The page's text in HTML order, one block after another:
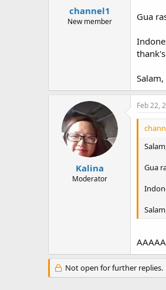
channel1
New member Gua
Salam,
Kalina
Moderator
Feb 22,
Gua
Not open for further replies.